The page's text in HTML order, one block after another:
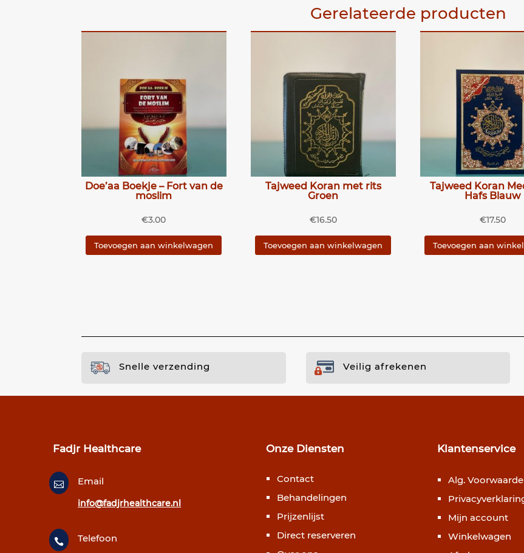
Gerelateerde producten
Doe’aa Boekje – Fort van de
moslim
€3.00
Toevoegen aan winkelwagen
Tajweed Koran met rits
Groen
€16.50
Toevoegen aan winkelwagen
Tajweed Koran
Hafs Blauw
€17.50
Toevoegen aan
Snelle verzending Veilig afrekenen
Fadjr Healthcare
 Email
info@fadjrhealthcare.nl
 Telefoon
Onze Diensten
Contact
Behandelingen
Prijzenlijst
Direct reserveren
Klantenservice
Alg.
Mijn account
Winkelwagen